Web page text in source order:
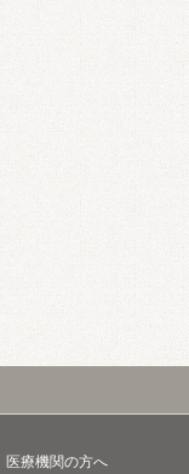
医療機関の方へ